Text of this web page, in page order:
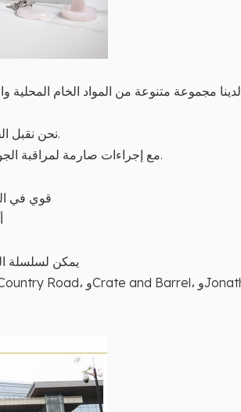
1. لدينا مجموعة متنوعة من المواد الخام المحلية
3. نحن نقبل الحد الأدنى لكمية الطلب، ويمكن أن تكون قابلة للتفاوض.
تم اعتمادها من قبل BSCI و TE، مع إجراءات صارمة لمراقبة الجودة أثناء الإنتاج.
قوي في
4. يمكن لسلسلة